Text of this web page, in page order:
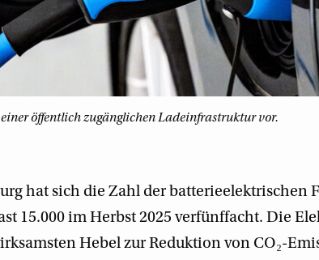
öffentlich zugänglichen Ladeinfrastruktur vor.
hat sich die Zahl der batterieelektrischen
15.000 im Herbst 2025 verfünffacht. Die
Hebel zur Reduktion von CO₂-